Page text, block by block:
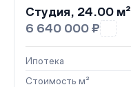
Студия, 24.00 м²
6 640 000 ₽
Ипотека
Стоимость м²